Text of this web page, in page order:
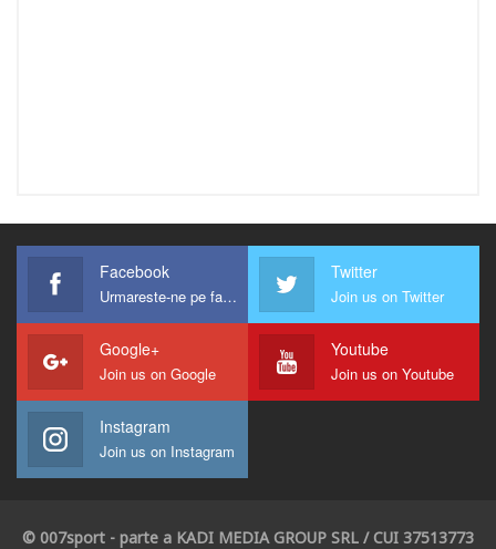
Facebook
Urmareste-ne pe facebook !
Twitter
Join us on Twitter
Google+
Join us on Google
Youtube
Join us on Youtube
Instagram
Join us on Instagram
© 007sport - parte a KADI MEDIA GROUP SRL / CUI 37513773